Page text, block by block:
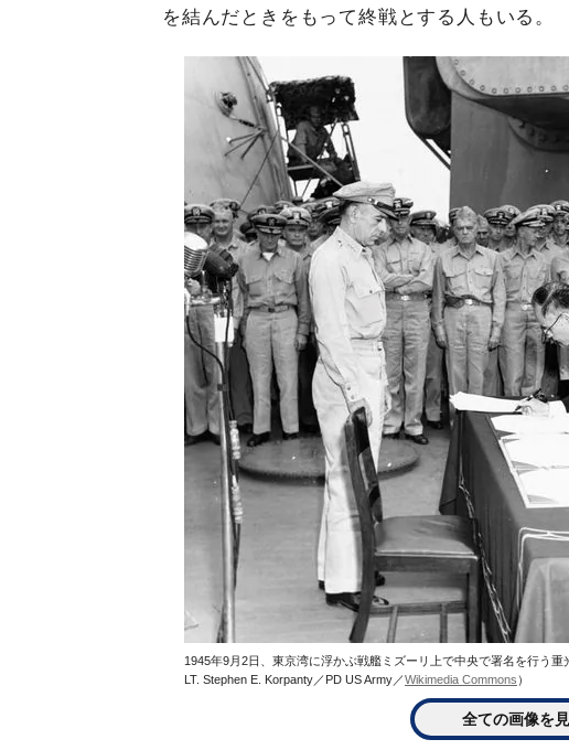
を結んだときをもって終戦とする人もいる。
1945年9月2日、東京湾に浮かぶ戦艦ミズーリ上で中央で署名を行う
LT. Stephen E. Korpanty／PD US Army／Wikimedia Commons ）
全ての画像を